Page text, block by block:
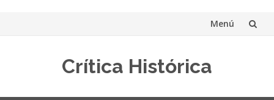
Menú
Crítica Histórica